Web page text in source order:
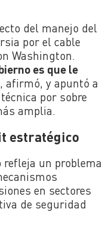
del manejo del
por el cable
Washington.
es que le
afirmó, y apuntó a
por sobre
amplia.
estratégico
un problema
en sectores
de seguridad